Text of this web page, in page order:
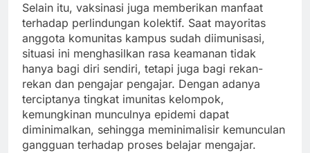
Selain itu, vaksinasi juga memberikan manfaat
terhadap perlindungan kolektif. Saat mayoritas
anggota komunitas kampus sudah diimunisasi,
situasi ini menghasilkan rasa keamanan tidak
hanya bagi diri sendiri, tetapi juga bagi rekan-
rekan dan pengajar pengajar. Dengan adanya
terciptanya tingkat imunitas kelompok,
kemungkinan munculnya epidemi dapat
diminimalkan, sehingga meminimalisir kemunculan
gangguan terhadap proses belajar mengajar.